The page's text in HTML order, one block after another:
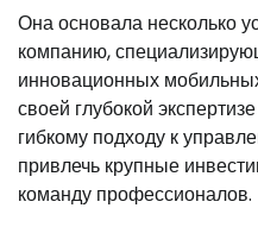
Она основала несколько
компанию,
инновационных
своей глубокой
гибкому подходу к
привлечь крупные
команду профессионалов.